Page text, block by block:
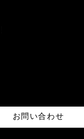
お問い合わせ